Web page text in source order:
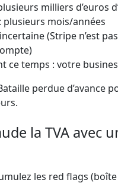
milliers d’euros
plusieurs mois/années
(Stripe n’est
ce temps : votre
perdue d’avance
la TVA avec
les red flags (boîte